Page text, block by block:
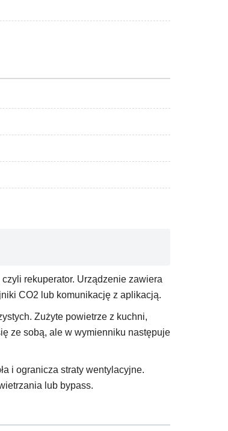
rekuperator. Urządzenie zawiera
CO2 lub komunikację z aplikacją.
Zużyte powietrze z kuchni,
ze sobą, ale w wymienniku następuje
i ogranicza straty wentylacyjne.
lub bypass.